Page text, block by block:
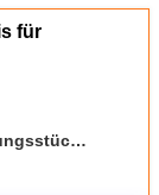
für